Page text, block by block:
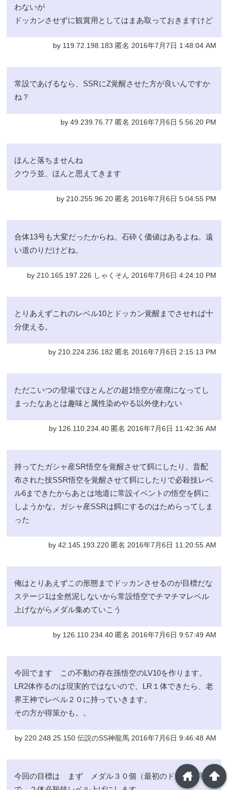
わないが
ドッカンさせずに観賞用としてはまあ取っておきますけど
by 119.72.198.183 匿名 2016年7月7日 1:48:04 AM
常設であげるなら、SSRにZ覚醒させた方が良いんですか
ね？
by 49.239.76.77 匿名 2016年7月6日 5:56:20 PM
ほんと落ちませんね
クウラ並、ほんと思えてきます
by 210.255.96.20 匿名 2016年7月6日 5:04:55 PM
合体13号も大変だったからね。石砕く価値はあるよね。遠
い道のりだけどね。
by 210.165.197.226 しゃくそん 2016年7月6日 4:24:10 PM
とりあえずこれのレベル10とドッカン覚醒までさせれば十
分使える。
by 210.224.236.182 匿名 2016年7月6日 2:15:13 PM
ただこいつの登場でほとんどの超1悟空が産廃になってし
まったなあとは趣味と属性染めやる以外使わない
by 126.110.234.40 匿名 2016年7月6日 11:42:36 AM
持ってたガシャ産SR悟空を覚醒させて餌にしたり、昔配
布された技SSR悟空を覚醒させて餌にしたりで必殺技レベ
ル6まできたからあとは地道に常設イベントの悟空を餌に
しようかな。ガシャ産SSRは餌にするのはためらってしま
った
by 42.145.193.220 匿名 2016年7月6日 11:20:55 AM
俺はとりあえずこの形態までドッカンさせるのが目標だな
ステージ1は全然泥しないから常設悟空でチマチマレベル
上げながらメダル集めていこう
by 126.110.234.40 匿名 2016年7月6日 9:57:49 AM
今回でます この不動の存在孫悟空のLV10を作ります。
LR2体作るのは現実的ではないので、LR１体できたら、老
界王神でレベル２０に持っていきます。
その方が得策かも。。
by 220.248.25.150 伝説のSS神龍馬 2016年7月6日 9:46:48 AM
今回の目標は まず メダル３０個（最初のドッカン用）arrowup
home